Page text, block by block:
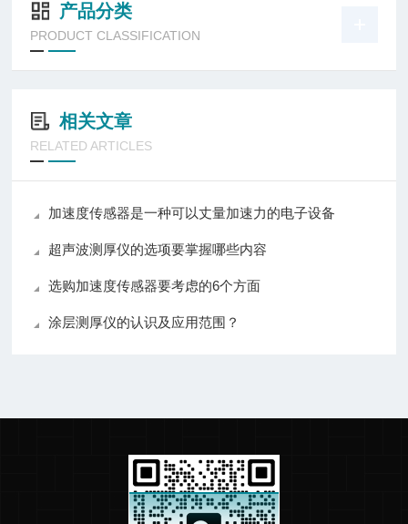
产品分类
PRODUCT CLASSIFICATION
相关文章
RELATED ARTICLES
加速度传感器是一种可以丈量加速力的电子设备
超声波测厚仪的选项要掌握哪些内容
选购加速度传感器要考虑的6个方面
涂层测厚仪的认识及应用范围？